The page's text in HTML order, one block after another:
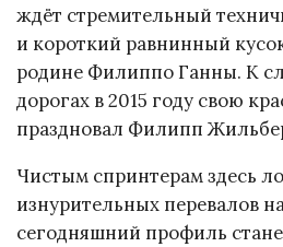
ждёт стремительный
и короткий равнинный
родине Филиппо Ганны. К
дорогах в 2015 году свою
праздновал Филипп
Чистым спринтерам здесь
изнурительных перевалов
сегодняшний профиль